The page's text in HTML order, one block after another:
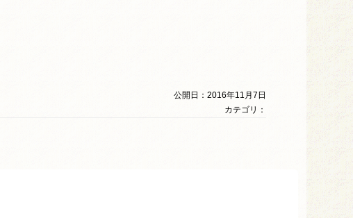
公開日：2016年11月7日
カテゴリ：